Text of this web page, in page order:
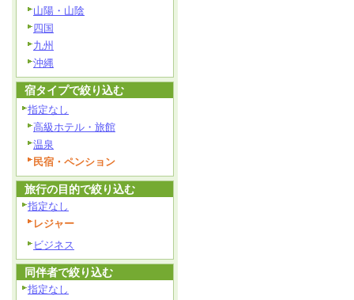
山陽・山陰
四国
九州
沖縄
宿タイプで絞り込む
指定なし
高級ホテル・旅館
温泉
民宿・ペンション
旅行の目的で絞り込む
指定なし
レジャー
ビジネス
同伴者で絞り込む
指定なし